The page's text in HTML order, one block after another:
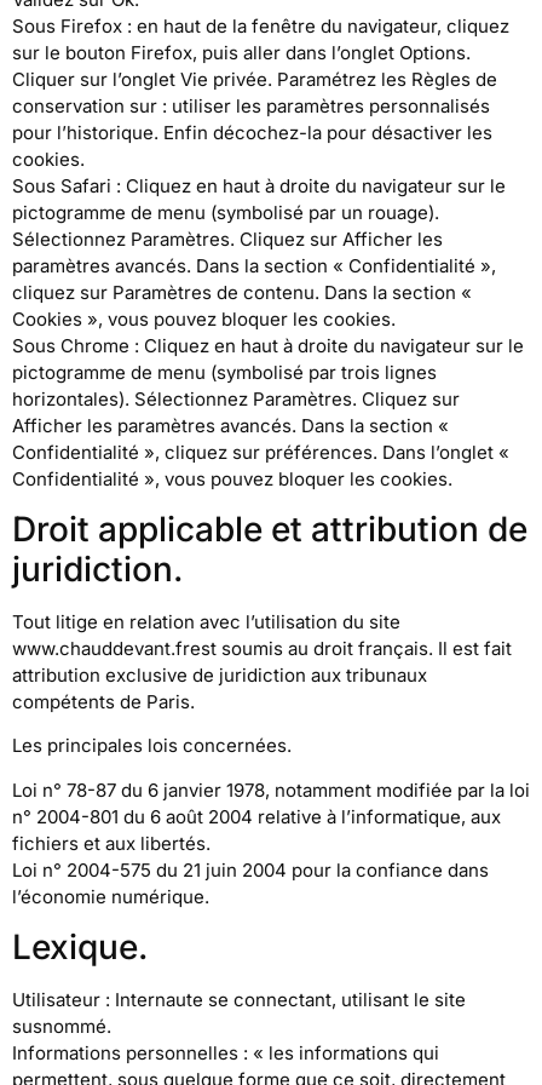
Sous Firefox : en haut de la fenêtre du navigateur, cliquez
sur le bouton Firefox, puis aller dans l’onglet Options.
Cliquer sur l’onglet Vie privée. Paramétrez les Règles de
conservation sur : utiliser les paramètres personnalisés
pour l’historique. Enfin décochez-la pour désactiver les
cookies.
Sous Safari : Cliquez en haut à droite du navigateur sur le
pictogramme de menu (symbolisé par un rouage).
Sélectionnez Paramètres. Cliquez sur Afficher les
paramètres avancés. Dans la section « Confidentialité »,
cliquez sur Paramètres de contenu. Dans la section «
Cookies », vous pouvez bloquer les cookies.
Sous Chrome : Cliquez en haut à droite du navigateur sur le
pictogramme de menu (symbolisé par trois lignes
horizontales). Sélectionnez Paramètres. Cliquez sur
Afficher les paramètres avancés. Dans la section «
Confidentialité », cliquez sur préférences. Dans l’onglet «
Confidentialité », vous pouvez bloquer les cookies.
Droit applicable et attribution de
juridiction.
Tout litige en relation avec l’utilisation du site
www.chauddevant.frest soumis au droit français. Il est fait
attribution exclusive de juridiction aux tribunaux
compétents de Paris.
Les principales lois concernées.
Loi n° 78-87 du 6 janvier 1978, notamment modifiée par la loi
n° 2004-801 du 6 août 2004 relative à l’informatique, aux
fichiers et aux libertés.
Loi n° 2004-575 du 21 juin 2004 pour la confiance dans
l’économie numérique.
Lexique.
Utilisateur : Internaute se connectant, utilisant le site
susnommé.
Informations personnelles : « les informations qui
permettent, sous quelque forme que ce soit, directement